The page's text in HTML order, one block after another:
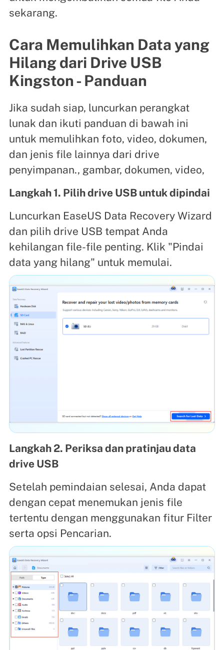
sekarang.
Cara Memulihkan Data yang
Hilang dari Drive USB
Kingston - Panduan
Jika sudah siap, luncurkan perangkat
lunak dan ikuti panduan di bawah ini
untuk memulihkan foto, video, dokumen,
dan jenis file lainnya dari drive
penyimpanan., gambar, dokumen, video,
Langkah 1. Pilih drive USB untuk dipindai
Luncurkan EaseUS Data Recovery Wizard
dan pilih drive USB tempat Anda
kehilangan file-file penting. Klik "Pindai
data yang hilang" untuk memulai.
Langkah 2. Periksa dan pratinjau data
drive USB
Setelah pemindaian selesai, Anda dapat
dengan cepat menemukan jenis file
tertentu dengan menggunakan fitur Filter
serta opsi Pencarian.